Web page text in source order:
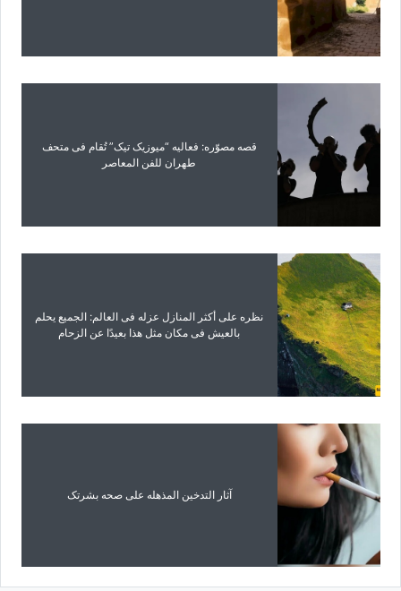
قصه مصوّره: فعالیه “میوزیک تیک” تُقام فی متحف
طهران للفن المعاصر
نظره على أکثر المنازل عزله فی العالم: الجمیع یحلم
بالعیش فی مکان مثل هذا بعیدًا عن الزحام
آثار التدخین المذهله على صحه بشرتک